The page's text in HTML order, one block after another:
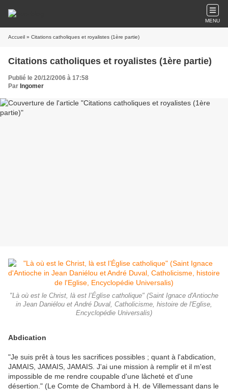
MENU
Accueil » Citations catholiques et royalistes (1ère partie)
Citations catholiques et royalistes (1ère partie)
Publié le 20/12/2006 à 17:58
Par Ingomer
"Là où est le Christ, là est l’Église catholique" (Saint Ignace d'Antioche
in Jean Daniélou et André Duval, Catholicisme, histoire de l'Eglise,
Encyclopédie Universalis)
Abdication
"Je suis prêt à tous les sacrifices possibles ; quant à l'abdication,
JAMAIS, JAMAIS, JAMAIS. J'ai une mission à remplir et il m'est
impossible de me rendre coupable d'une lâcheté et d'une
désertion." (Le Comte de Chambord à H. de Villemessant dans le